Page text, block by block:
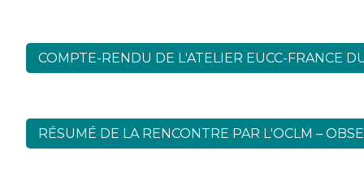
COMPTE-RENDU DE L'ATELIER EUCC-FRANCE
RÉSUMÉ DE LA RENCONTRE PAR L'OCLM –